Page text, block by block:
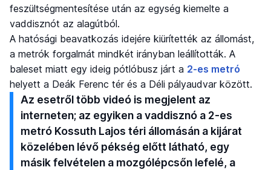
feszültségmentesítése után az egység kiemelte a
vaddisznót az alagútból.
A hatósági beavatkozás idejére kiürítették az állomást,
a metrók forgalmát mindkét irányban leállították. A
baleset miatt egy ideig pótlóbusz járt a 2-es metró
helyett a Deák Ferenc tér és a Déli pályaudvar között.
Az esetről több videó is megjelent az
interneten; az egyiken a vaddisznó a 2-es
metró Kossuth Lajos téri állomásán a kijárat
közelében lévő pékség előtt látható, egy
másik felvételen a mozgólépcsőn lefelé, a